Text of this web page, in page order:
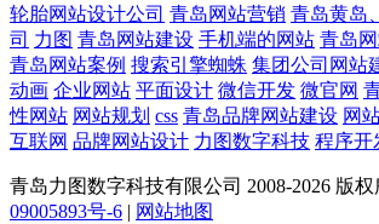
轮胎网站设计公司 青岛网站营销 青岛黄岛
司 力图 青岛网站建设 手机端的网站 青岛
青岛网站案例 搜索引擎蜘蛛 集团公司网站
动画 企业网站 平面设计 微信开发 微官网
性网站 网站规划 css 青岛品牌网站建设 网
互联网 品牌网站设计 力图数字科技 程序开
青岛力图数字科技有限公司 2008-2026 版
09005893号-6 | 网站地图